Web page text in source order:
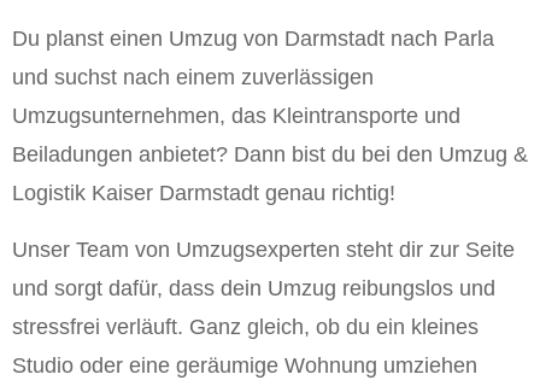
Du planst einen Umzug von Darmstadt nach Parla
und suchst nach einem zuverlässigen
Umzugsunternehmen, das Kleintransporte und
Beiladungen anbietet? Dann bist du bei den Umzug &
Logistik Kaiser Darmstadt genau richtig!
Unser Team von Umzugsexperten steht dir zur Seite
und sorgt dafür, dass dein Umzug reibungslos und
stressfrei verläuft. Ganz gleich, ob du ein kleines
Studio oder eine geräumige Wohnung umziehen